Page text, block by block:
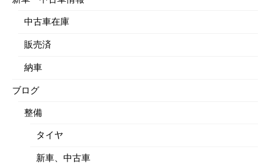
中古車在庫
販売済
納車
ブログ
整備
タイヤ
新車、中古車